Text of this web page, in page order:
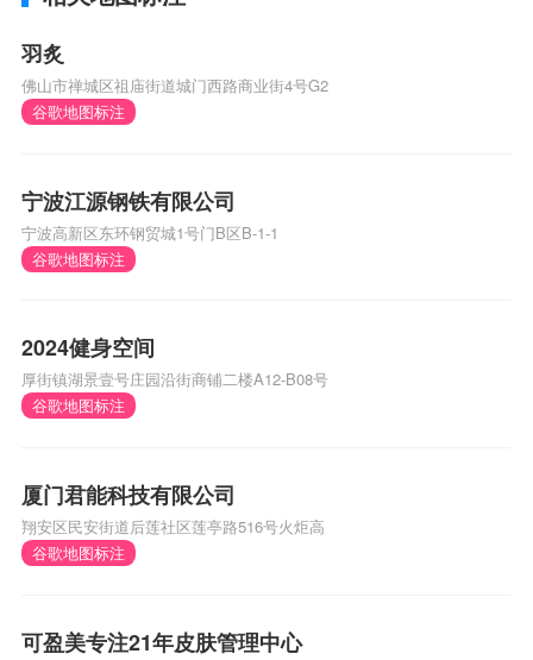
羽炙
佛山市禅城区祖庙街道城门西路商业街4号G2
谷歌地图标注
宁波江源钢铁有限公司
宁波高新区东环钢贸城1号门B区B-1-1
谷歌地图标注
2024健身空间
厚街镇湖景壹号庄园沿街商铺二楼A12-B08号
谷歌地图标注
厦门君能科技有限公司
翔安区民安街道后莲社区莲亭路516号火炬高
谷歌地图标注
可盈美专注21年皮肤管理中心